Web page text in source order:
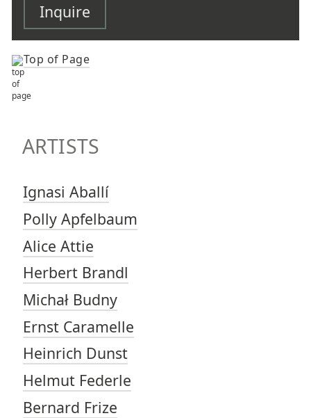
Inquire
Top of Page
ARTISTS
Ignasi Aballí
Polly Apfelbaum
Alice Attie
Herbert Brandl
Michał Budny
Ernst Caramelle
Heinrich Dunst
Helmut Federle
Bernard Frize